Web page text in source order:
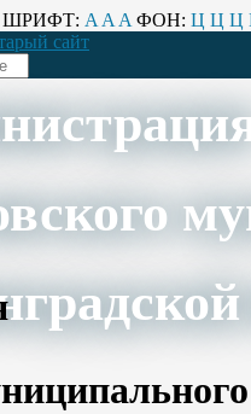
ШРИФТ: A A A ФОН: Ц Ц Ц
сайт